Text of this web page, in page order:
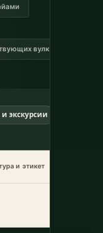
вулканов
экскурсии
и этикет